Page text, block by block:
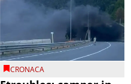
CRONACA